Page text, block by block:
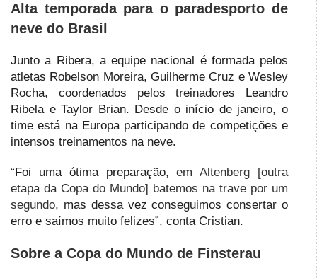
Alta temporada para o paradesporto de
neve do Brasil
Junto a Ribera, a equipe nacional é formada pelos
atletas Robelson Moreira, Guilherme Cruz e Wesley
Rocha, coordenados pelos treinadores Leandro
Ribela e Taylor Brian. Desde o início de janeiro, o
time está na Europa participando de competições e
intensos treinamentos na neve.
“Foi uma ótima preparação,em Altenberg [outra
etapa da Copa do Mundo] batemos na trave por um
segundo, mas dessa vez conseguimos consertar o
erro e saímos muito felizes”, conta Cristian.
Sobre a Copa do Mundo de Finsterau